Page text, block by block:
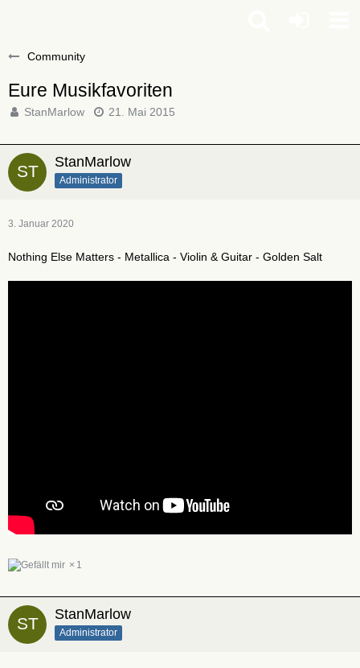
Community
Eure Musikfavoriten
StanMarlow 21. Mai 2015
StanMarlow
Administrator
3. Januar 2020
Nothing Else Matters - Metallica - Violin & Guitar - Golden Salt
1
StanMarlow
Administrator